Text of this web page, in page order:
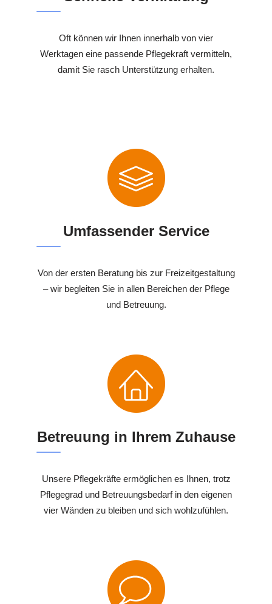
Oft können wir Ihnen innerhalb von vier
Werktagen eine passende Pflegekraft vermitteln,
damit Sie rasch Unterstützung erhalten.
Umfassender Service
Von der ersten Beratung bis zur Freizeitgestaltung
– wir begleiten Sie in allen Bereichen der Pflege
und Betreuung.
Betreuung in Ihrem Zuhause
Unsere Pflegekräfte ermöglichen es Ihnen, trotz
Pflegegrad und Betreuungsbedarf in den eigenen
vier Wänden zu bleiben und sich wohlzufühlen.